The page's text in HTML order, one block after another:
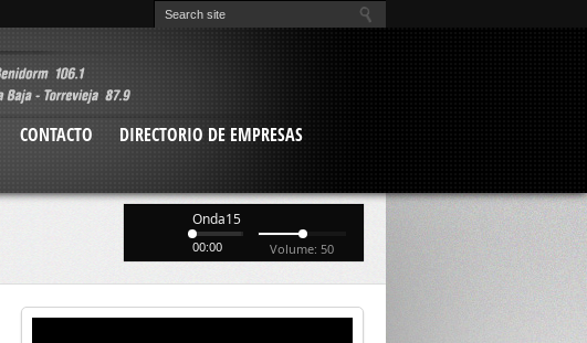
CONTACTO
DIRECTORIO DE EMPRESAS
Onda15
00:00 Volume: 50